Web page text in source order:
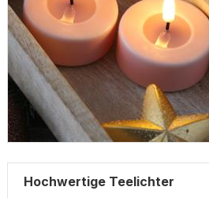
Hochwertige Teelichter